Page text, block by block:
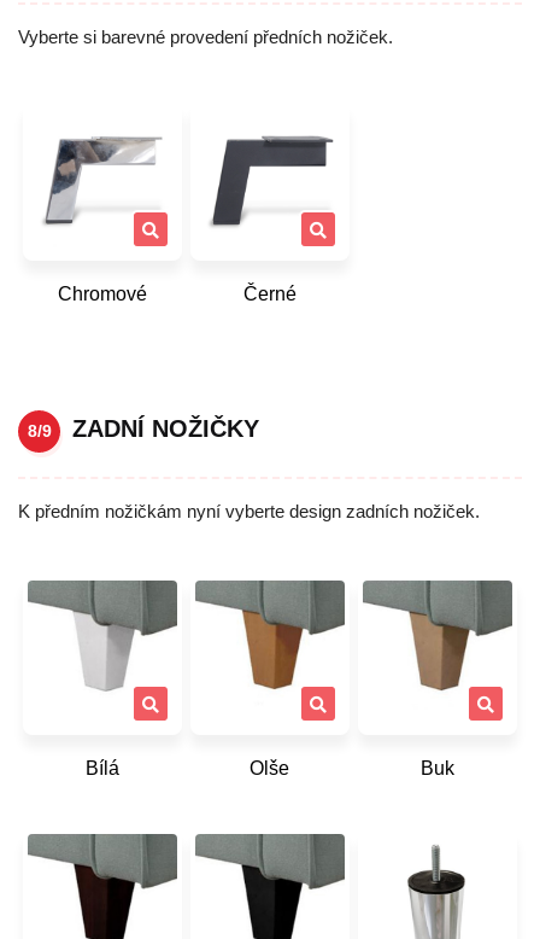
Vyberte si barevné provedení předních nožiček.
Chromové Černé
8/9 ZADNÍ NOŽIČKY
K předním nožičkám nyní vyberte design zadních nožiček.
Bílá Olše Buk